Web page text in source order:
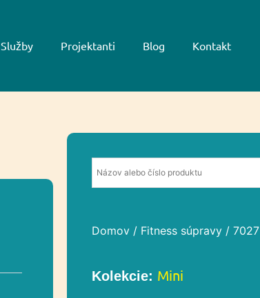
Služby Projektanti Blog Kontakt
Domov/ Fitness súpravy/ 7027
Kolekcie: Mini